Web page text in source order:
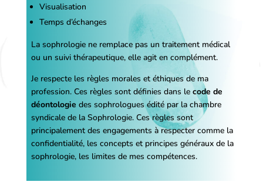
Visualisation
Temps d’échanges
La sophrologie ne remplace pas un traitement médical
ou un suivi thérapeutique, elle agit en complément.
Je respecte les règles morales et éthiques de ma
profession. Ces règles sont définies dans le code de
déontologie des sophrologues édité par la chambre
syndicale de la Sophrologie. Ces règles sont
principalement des engagements à respecter comme la
confidentialité, les concepts et principes généraux de la
sophrologie, les limites de mes compétences.